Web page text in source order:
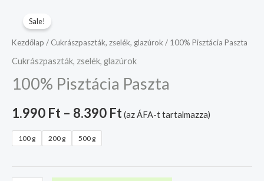
Sale!
Kezdőlap / Cukrászpaszták, zselék, glazúrok / 100% Pisztácia Paszta
Cukrászpaszták, zselék, glazúrok
100% Pisztácia Paszta
1.990 Ft – 8.390 Ft(az ÁFA-t tartalmazza)
100 g 200 g 500 g
Pisztácia
Paszta
mennyiség